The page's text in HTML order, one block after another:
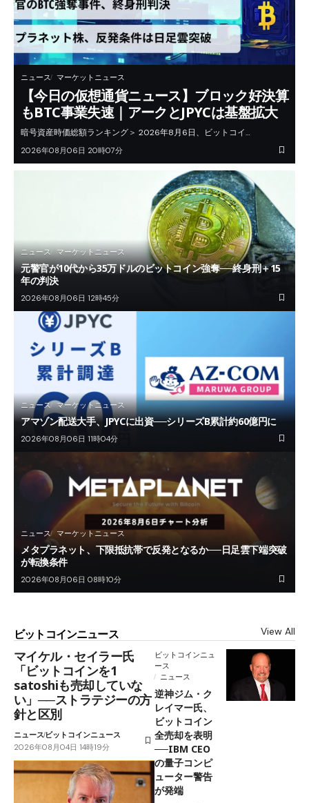
ニュース マーケットニュース
【今日の仮想通貨ニュース】ブロック好決算
もBTC事業失速｜アークとJPYCは基盤拡大
暗号資産時価総額ランキング＞ 2026年8月6日、ビットコイ…
2026年08月06日 20時07分
ニュース マーケットニュース
元警官が10代から35万ドルのビットコイン強奪──終身刑＋15
年の判決
2026年08月06日 12時45分
ニュース マーケットニュース
アマゾン配送大手、JPYCに出資──シリーズB累計約60億円に
2026年08月06日 11時04分
ニュース マーケットニュース
メタプラネット、下限抵抗帯で反発となるか──日足雲下端突破
が転換条件
2026年08月06日 08時10分
ビットコインニュース View All
マイケル・セイラー氏
「ビットコインを1
satoshiも売却していな
い」──ストラテジーの方
針と区別
ニュースビットコインニュース
2026年08月04日 14時19分
ビットコインニュ
ース
ニュース
逆神ジム・ク
レイマー氏、
ビットコイン
全売却を表明
──IBM CEO
の量子コンピ
ューター警告
が発端